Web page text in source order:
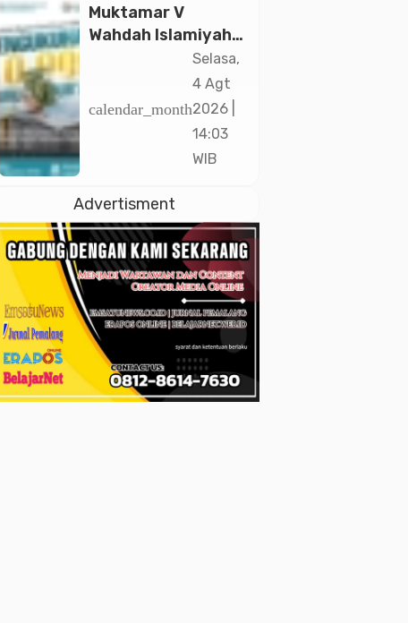
Muktamar V
Wahdah Islamiyah
Akan Kukuhkan
10.000 Guru Al-
Qur’an di Masjid
calendar_month
Selasa,
4 Agt
2026 |
14:03
WIB
Advertisment